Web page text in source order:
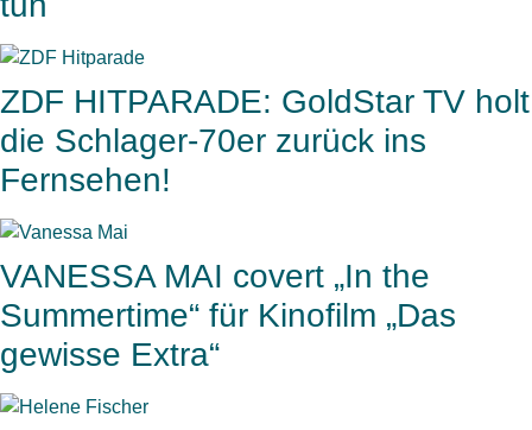
ZDF HITPARADE: GoldStar TV holt
die Schlager-70er zurück ins
Fernsehen!
VANESSA MAI covert „In the
Summertime“ für Kinofilm „Das
gewisse Extra“